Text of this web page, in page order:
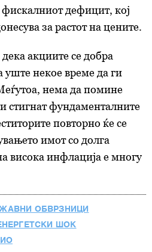
дефицит, кој
за растот на цените.
акциите се добра
некое време да ги
нема да помине
стигнат фундаменталните
повторно ќе се
имот со долга
висока инфлација е многу
ОБВРЗНИЦИ
ШОК